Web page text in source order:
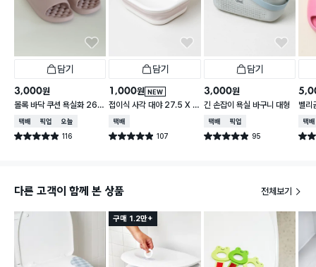
담기
3,000원
볼록 바닥 쿠션 욕실화 260
~280 mm
택배배송매장픽업오늘배송
별점 4.9점 116
건 작성
담기
NEW
1,000원
접이식 사각 대야 27.5 X 2
3 cm
택배배송
별점 4.9점 107
건 작성
담기
3,000원
긴 손잡이 욕실 바구니 대형
택배배송매장픽업
별점 4.9점 95
건 작성
벨리
택배
별점
다른 고객이 함께 본 상품 전체보기
구매 1.2만+